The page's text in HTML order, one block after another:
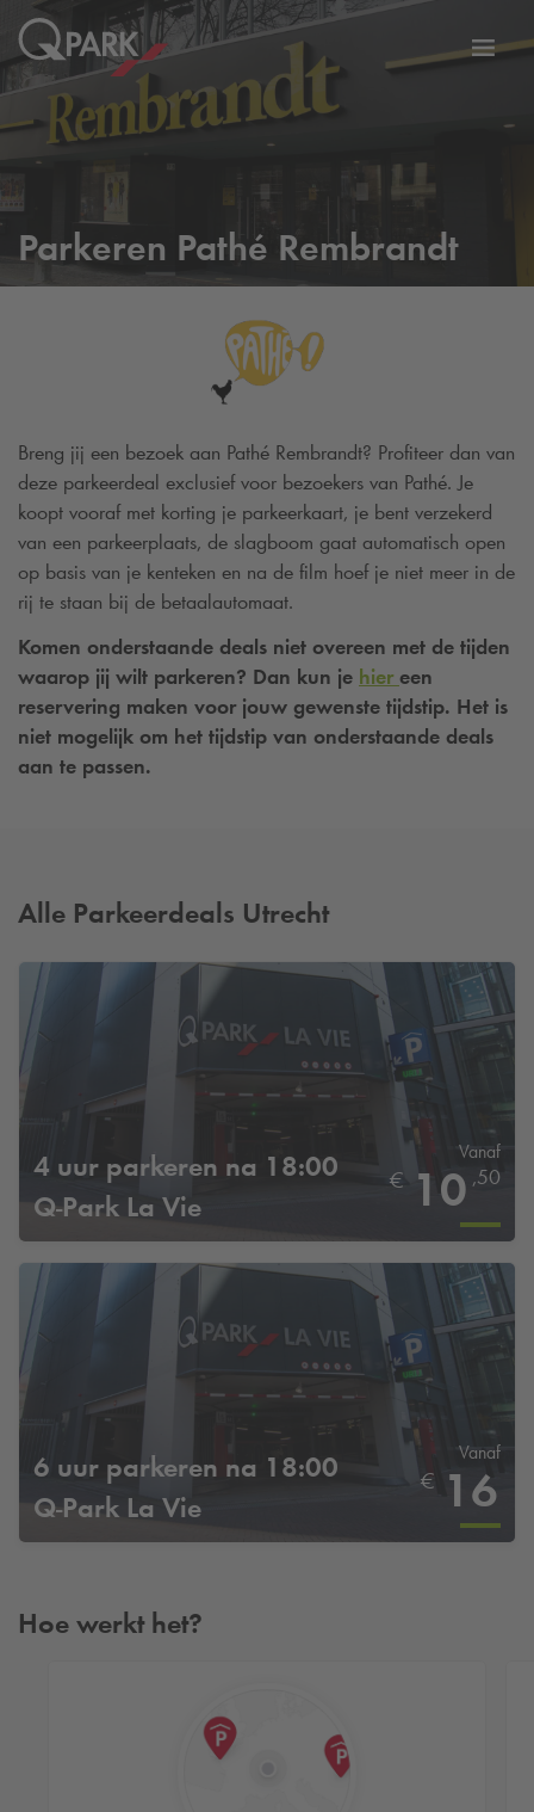
Parkeren Pathé Rembrandt
Breng jij een bezoek aan Pathé Rembrandt? Profiteer dan van
deze parkeerdeal exclusief voor bezoekers van Pathé. Je
koopt vooraf met korting je parkeerkaart, je bent verzekerd
van een parkeerplaats, de slagboom gaat automatisch open
op basis van je kenteken en na de film hoef je niet meer in de
rij te staan bij de betaalautomaat.
Komen onderstaande deals niet overeen met de tijden
waarop jij wilt parkeren? Dan kun je hier een
reservering maken voor jouw gewenste tijdstip. Het is
niet mogelijk om het tijdstip van onderstaande deals
aan te passen.
Alle Parkeerdeals Utrecht
4 uur parkeren na 18:00
Q-Park La Vie
Vanaf
€ 10 ,50
6 uur parkeren na 18:00
Q-Park La Vie
Vanaf
€ 16
Hoe werkt het?